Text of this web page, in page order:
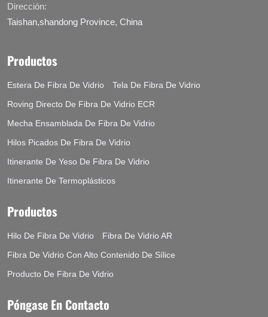
Dirección:
Taishan,shandong Province, China
Productos
Estera De Fibra De Vidrio
Tela De Fibra De Vidrio
Roving Directo De Fibra De Vidrio ECR
Mecha Ensamblada De Fibra De Vidrio
Hilos Picados De Fibra De Vidrio
Itinerante De Yeso De Fibra De Vidrio
Itinerante De Termoplásticos
Productos
Hilo De Fibra De Vidrio
Fibra De Vidrio AR
Fibra De Vidrio Con Alto Contenido De Sílice
Producto De Fibra De Vidrio
Póngase En Contacto